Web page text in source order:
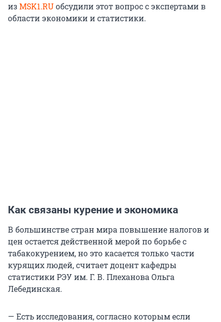
изMSK1.RUобсудили этот вопрос с экспертами в
области экономики и статистики.
Как связаны курение и экономика
В большинстве стран мира повышение налогов и
цен остается действенной мерой по борьбе с
табакокурением, но это касается только части
курящих людей, считает доцент кафедры
статистики РЭУ им. Г. В. Плеханова Ольга
Лебединская.
— Есть исследования, согласно которым если